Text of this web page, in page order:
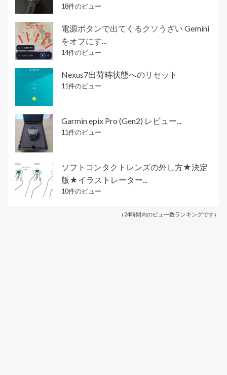
18件のビュー
電源ボタンで出てくるクソうざい Gemini
をオフにす...
14件のビュー
Nexus7出荷時状態へのリセット
11件のビュー
Garmin epix Pro (Gen2) レビュー...
11件のビュー
ソフトコンタクトレンズの外し方★決定
版★イラストレーター...
10件のビュー
（24時間内のビュー数ランキングです）